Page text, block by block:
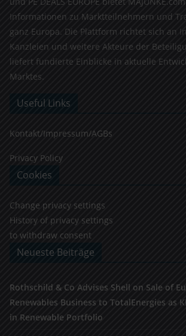
Informationen zu Marktteilnehmern und
ganz Europa. Die Plattform richtet sich an
Kanzleien und weitere Akteure der
liefert fundierte Einblicke in aktuelle
Marktes.
Useful Links
Kontakt/Impressum/AGBs
Privacy Policy
Cookies
Change privacy settings
History of privacy settings
to withdraw consent
Neueste Beiträge
Rothschild & Co Advises Shell on Sale of
Renewables Business to TotalEnergies as
in Renewable Portfolio